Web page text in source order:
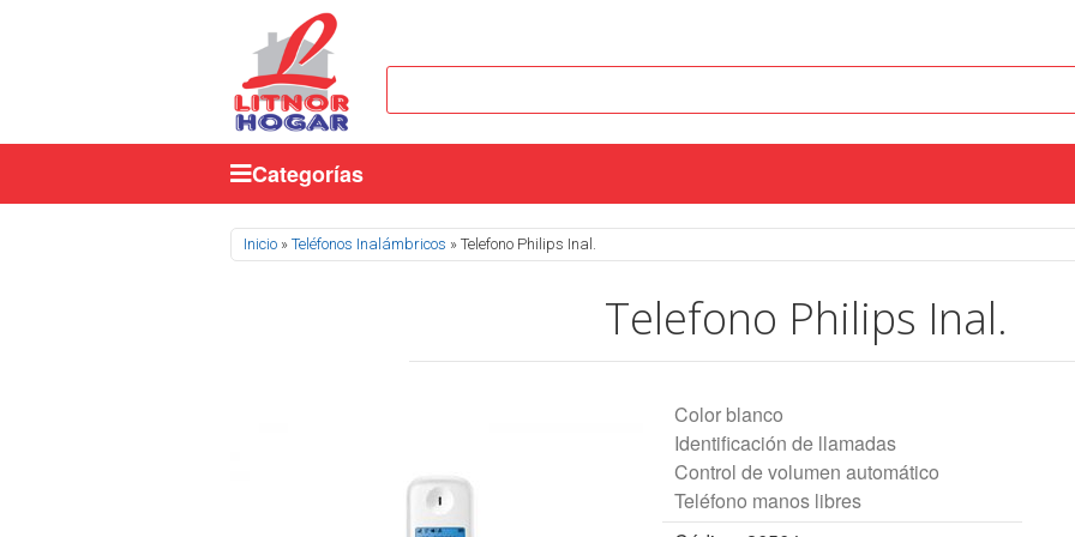
Categorías
Se encuentra usted aquí
Inicio » Teléfonos Inalámbricos » Telefono Philips Inal.
Telefono Philips Inal.
Color blanco
Identificación de llamadas
Control de volumen automático
Teléfono manos libres